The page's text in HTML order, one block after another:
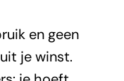
en geen
je winst.